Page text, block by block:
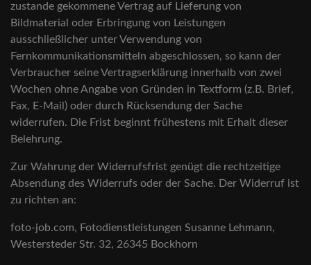
zustande gekommene Vertrag auf Lieferung von
Bildmaterial oder Erbringung von Leistungen
ausschließlicher unter Verwendung von
Fernkommunikationsmitteln abgeschlossen, so kann der
Verbraucher seine Vertragserklärung innerhalb von zwei
Wochen ohne Angabe von Gründen in Textform (z.B. Brief,
Fax, E-Mail) oder durch Rücksendung der Sache
widerrufen. Die Frist beginnt frühestens mit Erhalt dieser
Belehrung.
Zur Wahrung der Widerrufsfrist genügt die rechtzeitige
Absendung des Widerrufs oder der Sache. Der Widerruf ist
zu richten an:
foto-job.com, Fotodienstleistungen Susanne Lehmann,
Westersteder Str. 32, 26345 Bockhorn